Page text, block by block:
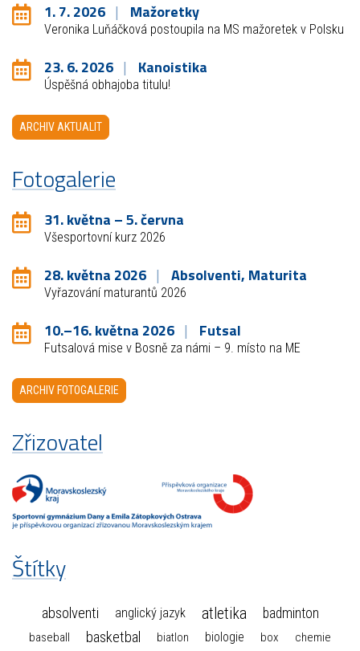
1. 7. 2026 Mažoretky
Veronika Luňáčková postoupila na MS mažoretek v Polsku
23. 6. 2026 Kanoistika
Úspěšná obhajoba titulu!
ARCHIV AKTUALIT
Fotogalerie
31. května – 5. června
Všesportovní kurz 2026
28. května 2026 Absolventi, Maturita
Vyřazování maturantů 2026
10.–16. května 2026 Futsal
Futsalová mise v Bosně za námi – 9. místo na ME
ARCHIV FOTOGALERIE
Zřizovatel
Štítky
absolventi anglický jazyk atletika badminton
baseball basketbal biatlon biologie box chemie